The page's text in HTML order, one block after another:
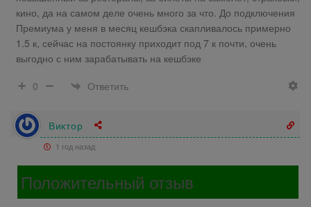
кино, да на самом деле очень много за что. До подключения
Премиума у меня в месяц кешбэка скапливалось примерно
1.5 к, сейчас на постоянку приходит под 7 к почти, очень
выгодно с ним зарабатывать на кешбэке
0
Ответить
Виктор
1 год назад
Положительный отзыв